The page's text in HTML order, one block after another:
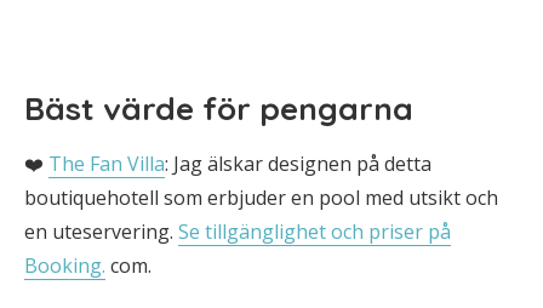
Bäst värde för pengarna
❤️ The Fan Villa: Jag älskar designen på detta
boutiquehotell som erbjuder en pool med utsikt och
en uteservering. Se tillgänglighet och priser på
Booking. com.